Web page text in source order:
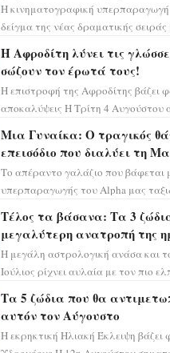
Η κινηματογραφική
δείγμα της νέας δραματικής
Η Αφροδίτη λύνει τις
σώζουν τον έρωτά τους!
Η επιστροφή της Αφροδίτης βάζει
αποκαλύψεις Η Τρίτη 4 Αυγούστου
Μια Γυναίκα: Ο τραγικός
επεισόδιο που διαλύει τη
Το απέραντο γαλάζιο που βάφεται
υπερπαραγωγής του Alpha μας
Τέλος τα βάσανα: Τα 3
μεγαλύτερη ανατροπή της
Η μεγάλη αστρολογική ανάσα και
Ιούλιος ρίχνει αυλαία με τον πιο
Τα 5 ζώδια που θα
αυτόν τον Αύγουστο
Η εκρηκτική Ηλιακή Έκλειψη βάζει